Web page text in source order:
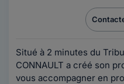
Situé à 2 minutes du
CONNAULT a créé son
vous accompagner en